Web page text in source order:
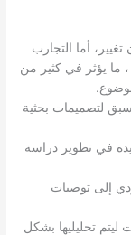
أما التجارب
، ما يؤثر في كثير من
لتصميمات بحثية
في تطوير دراسة
إلى توصيات
ليتم تحليليها بشكل